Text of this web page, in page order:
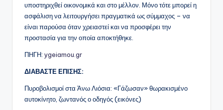
υποστηριχθεί οικονομικά και στο μέλλον. Μόνο τότε μπορεί η
ασφάλιση να λειτουργήσει πραγματικά ως σύμμαχος – να
είναι παρούσα όταν χρειαστεί και να προσφέρει την
προστασία για την οποία αποκτήθηκε.
ΠΗΓΗ: ygeiamou.gr
ΔΙΑΒΑΣΤΕ ΕΠΙΣΗΣ:
Πυροβολισμοί στα Άνω Λιόσια: «Γάζωσαν» θωρακισμένο
αυτοκίνητο, ζωντανός ο οδηγός (εικόνες)